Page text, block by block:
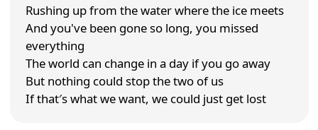
Rushing up from the water where the ice meets
And you've been gone so long, you missed
everything
The world can change in a day if you go away
But nothing could stop the two of us
If that′s what we want, we could just get lost